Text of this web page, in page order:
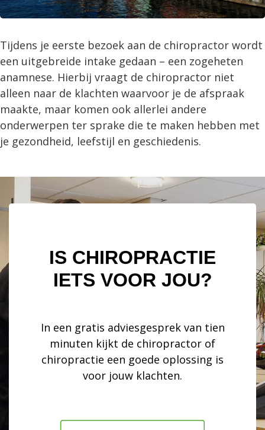
Tijdens je eerste bezoek aan de chiropractor wordt
een uitgebreide intake gedaan – een zogeheten
anamnese. Hierbij vraagt de chiropractor niet
alleen naar de klachten waarvoor je de afspraak
maakte, maar komen ook allerlei andere
onderwerpen ter sprake die te maken hebben met
je gezondheid, leefstijl en geschiedenis.
IS CHIROPRACTIE
IETS VOOR JOU?
In een gratis adviesgesprek van tien
minuten kijkt de chiropractor of
chiropractie een goede oplossing is
voor jouw klachten.